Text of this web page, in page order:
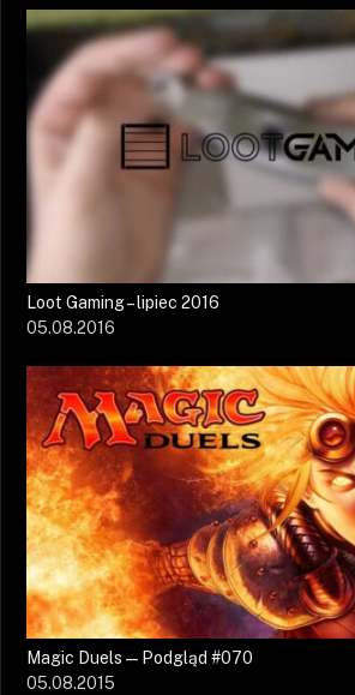
Loot Gaming – lipiec 2016
05.08.2016
Magic Duels — Podgląd #070
05.08.2015